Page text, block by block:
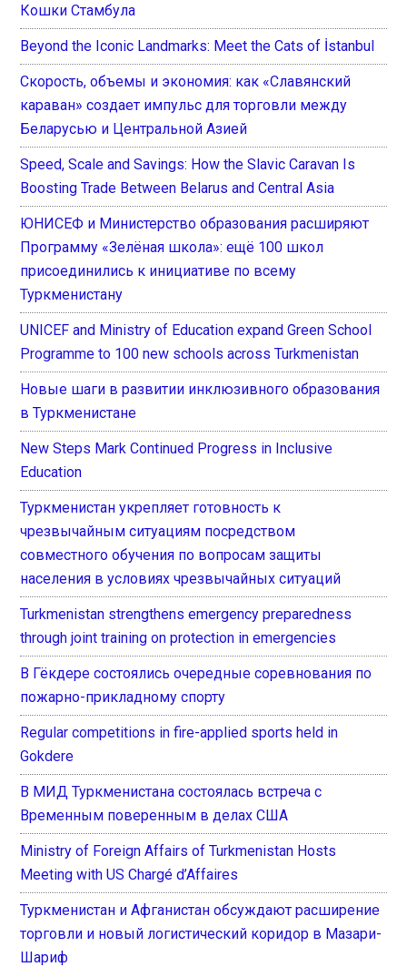
Кошки Стамбула
Beyond the Iconic Landmarks: Meet the Cats of İstanbul
Скорость, объемы и экономия: как «Славянский
караван» создает импульс для торговли между
Беларусью и Центральной Азией
Speed, Scale and Savings: How the Slavic Caravan Is
Boosting Trade Between Belarus and Central Asia
ЮНИСЕФ и Министерство образования расширяют
Программу «Зелёная школа»: ещё 100 школ
присоединились к инициативе по всему
Туркменистану
UNICEF and Ministry of Education expand Green School
Programme to 100 new schools across Turkmenistan
Новые шаги в развитии инклюзивного образования
в Туркменистане
New Steps Mark Continued Progress in Inclusive
Education
Туркменистан укрепляет готовность к
чрезвычайным ситуациям посредством
совместного обучения по вопросам защиты
населения в условиях чрезвычайных ситуаций
Turkmenistan strengthens emergency preparedness
through joint training on protection in emergencies
В Гёкдере состоялись очередные соревнования по
пожарно-прикладному спорту
Regular competitions in fire-applied sports held in
Gokdere
В МИД Туркменистана состоялась встреча с
Временным поверенным в делах США
Ministry of Foreign Affairs of Turkmenistan Hosts
Meeting with US Chargé d’Affaires
Туркменистан и Афганистан обсуждают расширение
торговли и новый логистический коридор в Мазари-
Шариф